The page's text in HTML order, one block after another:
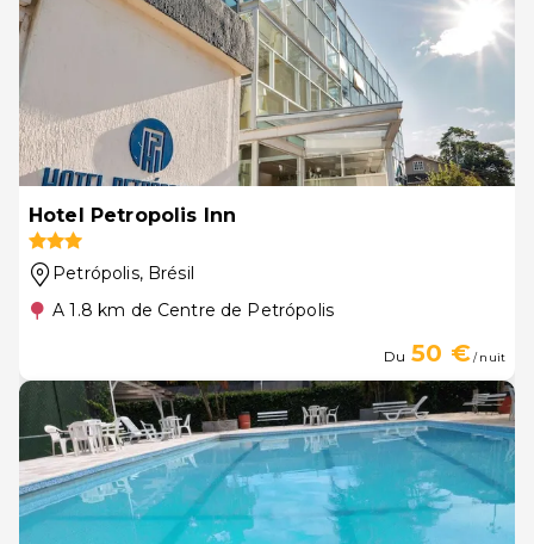
Hotel Petropolis Inn
Petrópolis, Brésil
A 1.8 km de Centre de Petrópolis
Du 50 €/ nuit